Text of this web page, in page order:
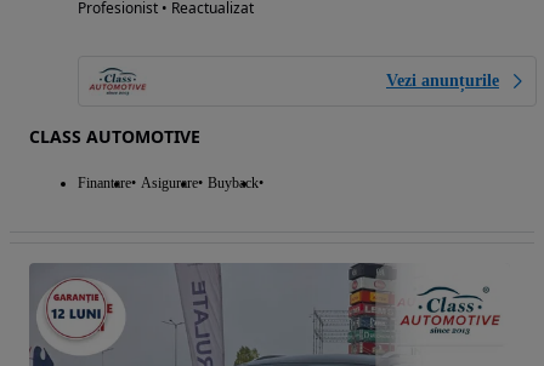
Profesionist • Reactualizat
Vezi anunțurile
CLASS AUTOMOTIVE
Finantare Asigurare Buyback